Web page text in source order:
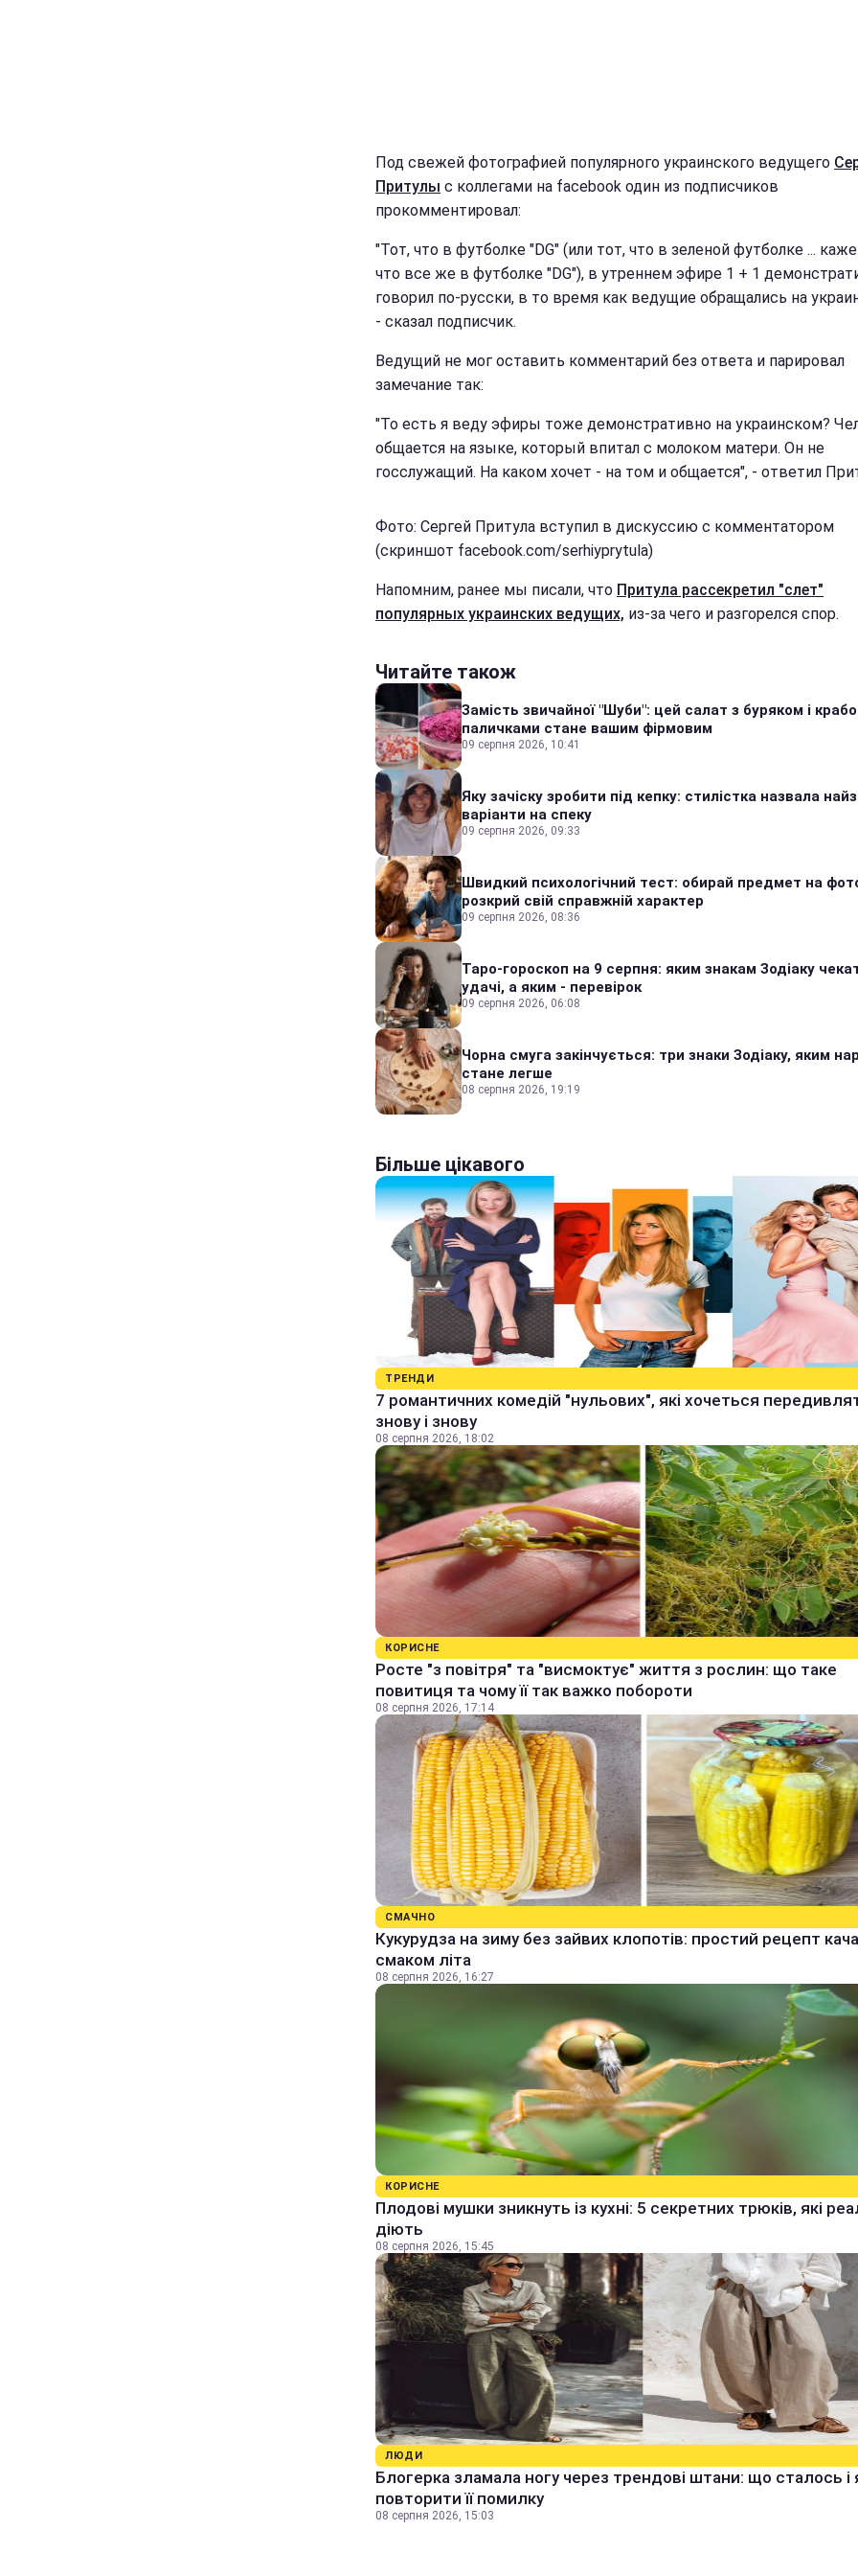
Под свежей фотографией популярного украинского ведущего
Притулы с коллегами на facebook один из подписчиков
прокомментировал:
"Тот, что в футболке "DG" (или тот, что в зеленой футболке ...
что все же в футболке "DG"), в утреннем эфире 1 + 1
говорил по-русски, в то время как ведущие обращались на
- сказал подписчик.
Ведущий не мог оставить комментарий без ответа и парировал
замечание так:
"То есть я веду эфиры тоже демонстративно на украинском?
общается на языке, который впитал с молоком матери. Он не
госслужащий. На каком хочет - на том и общается", - ответил
Фото: Сергей Притула вступил в дискуссию с комментатором
(скриншот facebook.com/serhiyprytula)
Напомним, ранее мы писали, что Притула рассекретил "слет"
популярных украинских ведущих, из-за чего и разгорелся спор.
Читайте також
Замість звичайної "Шуби": цей салат з буряком і
паличками стане вашим фірмовим
09 серпня 2026, 10:41
Яку зачіску зробити під кепку: стилістка назвала
варіанти на спеку
09 серпня 2026, 09:33
Швидкий психологічний тест: обирай предмет на
розкрий свій справжній характер
09 серпня 2026, 08:36
Таро-гороскоп на 9 серпня: яким знакам Зодіаку
удачі, а яким - перевірок
09 серпня 2026, 06:08
Чорна смуга закінчується: три знаки Зодіаку, яким
стане легше
08 серпня 2026, 19:19
Більше цікавого
ТРЕНДИ
7 романтичних комедій "нульових", які хочеться
знову і знову
08 серпня 2026, 18:02
КОРИСНЕ
Росте "з повітря" та "висмоктує" життя з рослин: що таке
повитиця та чому її так важко побороти
08 серпня 2026, 17:14
СМАЧНО
Кукурудза на зиму без зайвих клопотів: простий рецепт
смаком літа
08 серпня 2026, 16:27
КОРИСНЕ
Плодові мушки зникнуть із кухні: 5 секретних трюків, які
діють
08 серпня 2026, 15:45
ЛЮДИ
Блогерка зламала ногу через трендові штани: що сталось і
повторити її помилку
08 серпня 2026, 15:03